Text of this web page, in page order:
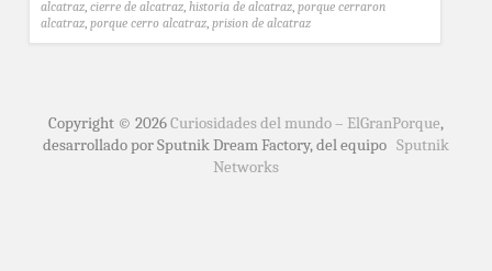
alcatraz, cierre de alcatraz, historia de alcatraz, porque cerraron
alcatraz, porque cerro alcatraz, prision de alcatraz
Copyright © 2026Curiosidades del mundo – ElGranPorque,
desarrollado por Sputnik Dream Factory, del equipo Sputnik
Networks